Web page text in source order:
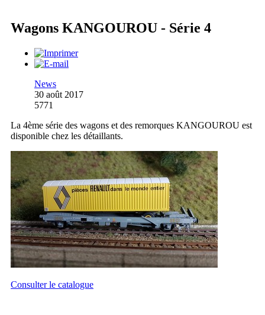
Wagons KANGOUROU - Série 4
News
30 août 2017
5771
La 4ème série des wagons et des remorques KANGOUROU est
disponible chez les détaillants.
Consulter le catalogue